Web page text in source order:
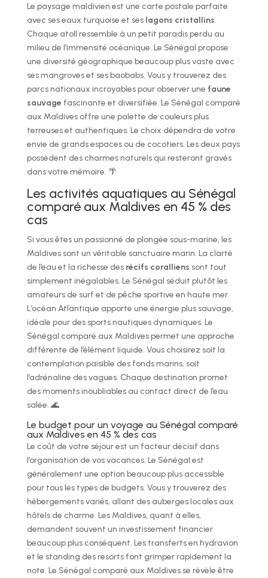
Le paysage maldivien est une carte postale parfaite
avec ses eaux turquoise et ses lagons cristallins.
Chaque atoll ressemble à un petit paradis perdu au
milieu de l’immensité océanique. Le Sénégal propose
une diversité géographique beaucoup plus vaste avec
ses mangroves et ses baobabs. Vous y trouverez des
parcs nationaux incroyables pour observer une faune
sauvage fascinante et diversifiée. Le Sénégal comparé
aux Maldives offre une palette de couleurs plus
terreuses et authentiques. Le choix dépendra de votre
envie de grands espaces ou de cocotiers. Les deux pays
possèdent des charmes naturels qui resteront gravés
dans votre mémoire. 🌴
Les activités aquatiques au Sénégal
comparé aux Maldives en 45 % des
cas
Si vous êtes un passionné de plongée sous-marine, les
Maldives sont un véritable sanctuaire marin. La clarté
de l’eau et la richesse des récifs coralliens sont tout
simplement inégalables. Le Sénégal séduit plutôt les
amateurs de surf et de pêche sportive en haute mer.
L’océan Atlantique apporte une énergie plus sauvage,
idéale pour des sports nautiques dynamiques. Le
Sénégal comparé aux Maldives permet une approche
différente de l’élément liquide. Vous choisirez soit la
contemplation paisible des fonds marins, soit
l’adrénaline des vagues. Chaque destination promet
des moments inoubliables au contact direct de l’eau
salée. 🌊
Le budget pour un voyage au Sénégal comparé
aux Maldives en 45 % des cas
Le coût de votre séjour est un facteur décisif dans
l’organisation de vos vacances. Le Sénégal est
généralement une option beaucoup plus accessible
pour tous les types de budgets. Vous y trouverez des
hébergements variés, allant des auberges locales aux
hôtels de charme. Les Maldives, quant à elles,
demandent souvent un investissement financier
beaucoup plus conséquent. Les transferts en hydravion
et le standing des resorts font grimper rapidement la
note. Le Sénégal comparé aux Maldives se révèle être